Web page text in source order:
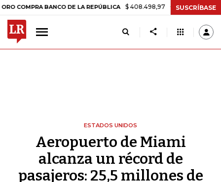
BANCO DE LA REPÚBLICA $ 408.498,97 +$ 8.753,81 +2,19%
SUSCRÍBASE
ESTADOS UNIDOS
Aeropuerto de Miami
alcanza un récord de
pasajeros: 25,5 millones de